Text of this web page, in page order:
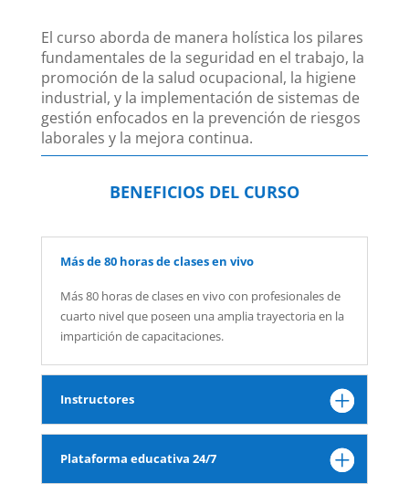
El curso aborda de manera holística los pilares
fundamentales de la seguridad en el trabajo, la
promoción de la salud ocupacional, la higiene
industrial, y la implementación de sistemas de
gestión enfocados en la prevención de riesgos
laborales y la mejora continua.
BENEFICIOS DEL CURSO
Más de 80 horas de clases en vivo
Más 80 horas de clases en vivo con profesionales de
cuarto nivel que poseen una amplia trayectoria en la
impartición de capacitaciones.
Instructores
Plataforma educativa 24/7